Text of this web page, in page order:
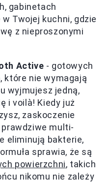
gabinetach
Twojej kuchni, gdzie
z nieproszonymi
Active - gotowych
które nie wymagają
wyjmujesz jedną,
i voilà! Kiedy już
zaskoczenie
multi-
eliminują bakterie,
sprawia, że są
powierzchni, takich
nikomu nie zależy